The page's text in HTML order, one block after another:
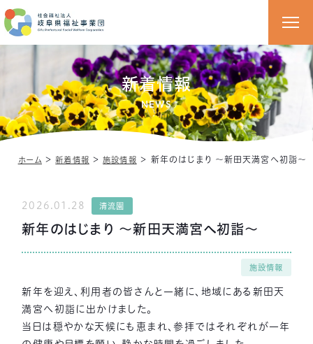
新着情報
NEWS
ホーム ＞新着情報 ＞施設情報 ＞ 新年のはじまり 〜新田天満宮へ初詣〜
2026.01.28 清流園
新年のはじまり 〜新田天満宮へ初詣〜
施設情報
新年を迎え、利用者の皆さんと一緒に、地域にある 新田天
満宮へ初詣 に出かけました。
当日は穏やかな天候にも恵まれ、参拝ではそれぞれが一年